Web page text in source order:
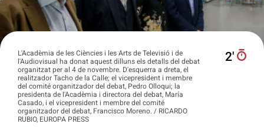
L'Acadèmia de les Ciències i les Arts de Televisió i de
l'Audiovisual ha donat aquest dilluns els detalls del debat
organitzat per al 4 de novembre. D'esquerra a dreta, el
realitzador Tacho de la Calle; el vicepresident i membre
del comité organitzador del debat, Pedro Olloqui; la
presidenta de l'Acadèmia i directora del debat, María
Casado, i el vicepresident i membre del comité
organitzador del debat, Francisco Moreno. / RICARDO
RUBIO, EUROPA PRESS
2′